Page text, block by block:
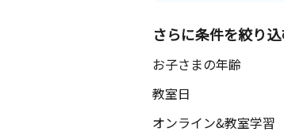
広面
2歳～
ＮＢ１０３
さらに条件を絞り
お子さまの年齢
教室日
オンライン&教室学習